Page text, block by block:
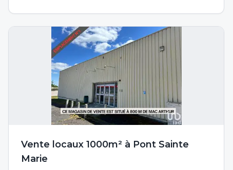
Vente locaux 1000m² à Pont Sainte
Marie